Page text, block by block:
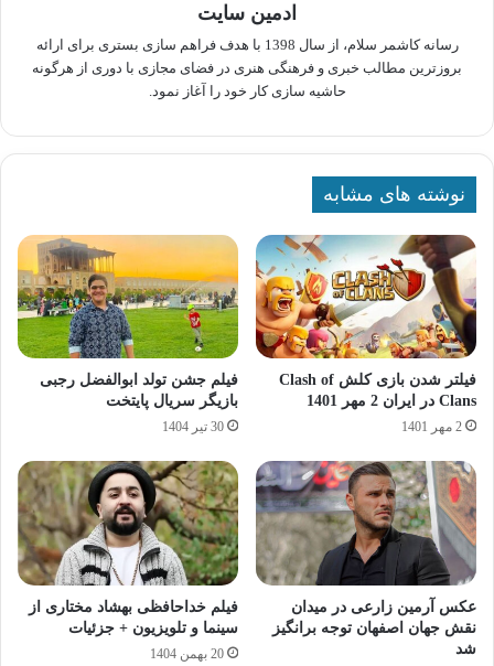
ادمین سایت
رسانه کاشمر سلام، از سال 1398 با هدف فراهم سازی بستری برای ارائه
بروزترین مطالب خبری و فرهنگی هنری در فضای مجازی با دوری از هرگونه
حاشیه سازی کار خود را آغاز نمود.
نوشته های مشابه
فیلتر شدن بازی کلش Clash of
Clans در ایران 2 مهر 1401
2 مهر 1401
فیلم جشن تولد ابوالفضل رجبی
بازیگر سریال پایتخت
30 تیر 1404
عکس آرمین زارعی در میدان
نقش جهان اصفهان توجه برانگیز
شد
فیلم خداحافظی بهشاد مختاری از
سینما و تلویزیون + جزئیات
20 بهمن 1404